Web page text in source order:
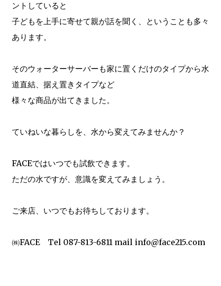
ントしていると
子どもを上手に寄せて親が話を聞く、ということも多々
あります。
そのウォーターサーバーも家に置くだけのタイプから水
道直結、据え置きタイプなど
様々な商品が出てきました。
ていねいな暮らしを、水から変えてみませんか？
FACEではいつでも試飲できます。
ただの水ですが、意識を変えてみましょう。
ご来店、いつでもお待ちしております。
㈱FACE Tel 087-813-6811 mail info@face215.com